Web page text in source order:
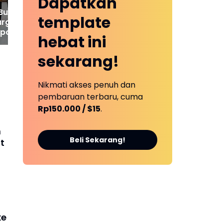
Raih
IKPA 2025
template
hebat ini
sekarang!
Nikmati akses penuh dan
pembaruan terbaru, cuma
Rp150.000 / $15.
Beli Sekarang!